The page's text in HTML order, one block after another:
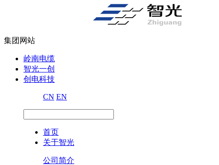
集团网站
岭南电缆
智光一创
创电科技
CN EN
首页
关于智光
公司简介